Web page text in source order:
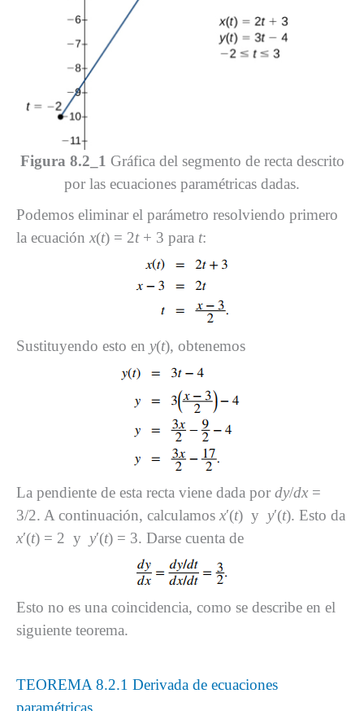
Figura 8.2_1 Gráfica del segmento de recta descrito
por las ecuaciones paramétricas dadas.
Podemos eliminar el parámetro resolviendo primero
la ecuación x(t) = 2t+ 3 para t:
Sustituyendo esto en y(t), obtenemos
La pendiente de esta recta viene dada por dy/dx=
3/2. A continuación, calculamos x′(t) y y′(t). Esto da
x′(t) = 2 y y′(t) = 3. Darse cuenta de
Esto no es una coincidencia, como se describe en el
siguiente teorema.
TEOREMA 8.2.1 Derivada de ecuaciones
paramétricas